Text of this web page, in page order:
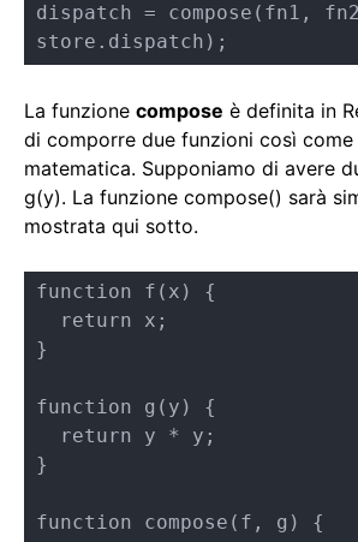
dispatch = compose(fn1,
store.dispatch);
La funzione compose è definita in
di comporre due funzioni così
matematica. Supponiamo di avere
g(y). La funzione compose() sarà
mostrata qui sotto.
function f(x) {
}
function g(y) {
}
function compose(f, g) {